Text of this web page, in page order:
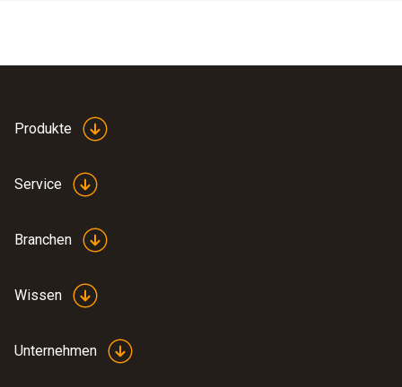
Produkte
Service
Branchen
Wissen
Unternehmen